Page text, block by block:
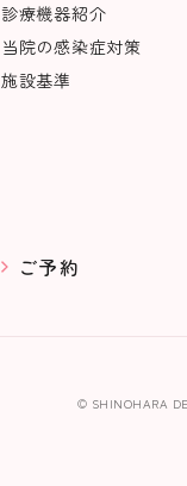
診療機器紹介
当院の感染症対策
施設基準
ご予約
© SHINOHARA